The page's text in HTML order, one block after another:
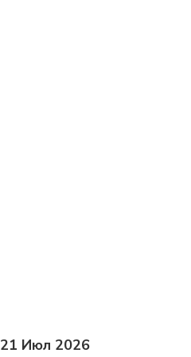
21 Июл 2026